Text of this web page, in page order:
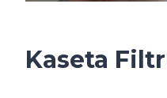
Kaseta